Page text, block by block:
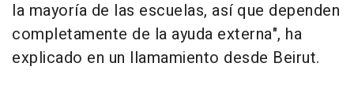
la mayoría de las escuelas, así que dependen
completamente de la ayuda externa", ha
explicado en un llamamiento desde Beirut.